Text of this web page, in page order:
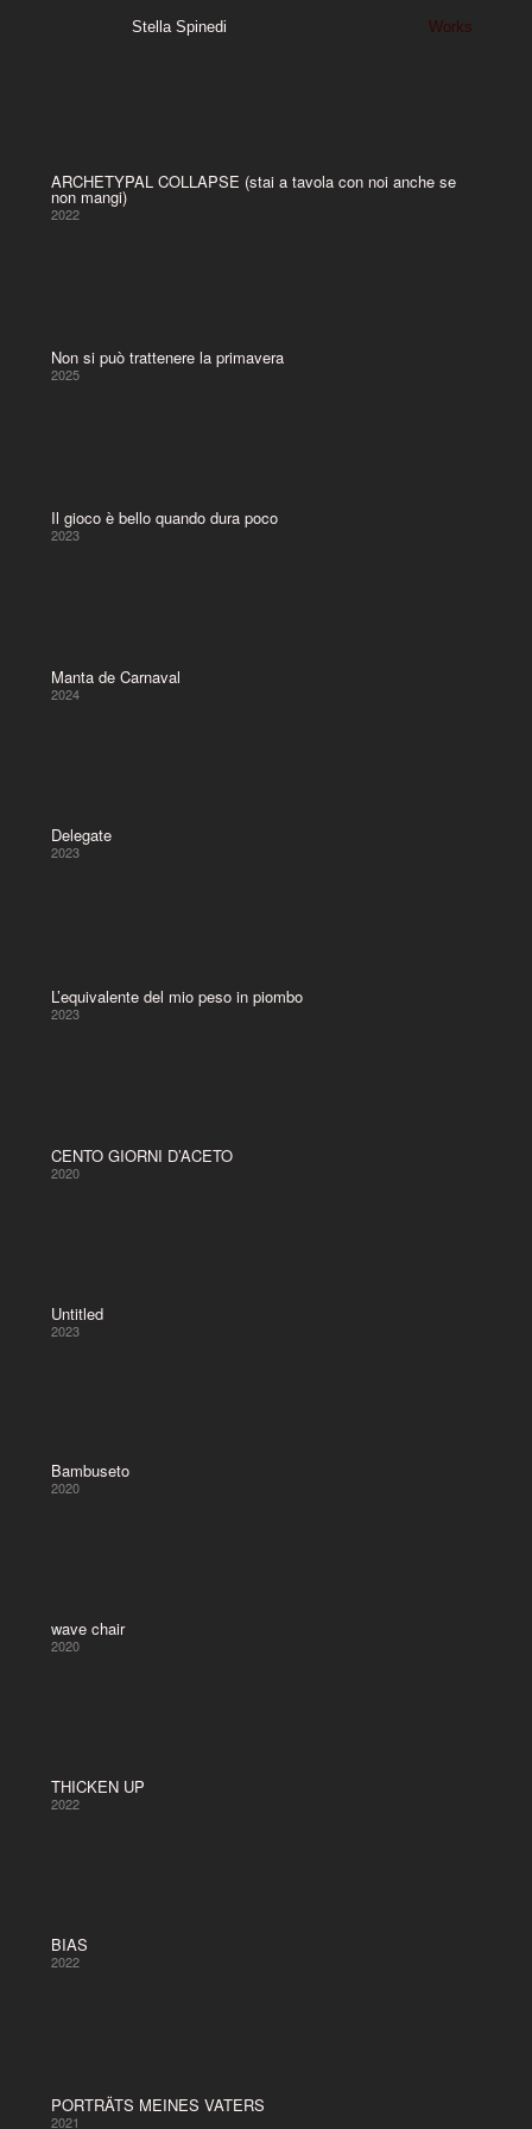
Stella Spinedi Works
ARCHETYPAL COLLAPSE (stai a tavola con noi anche se
non mangi)
2022
Non si può trattenere la primavera
2025
Il gioco è bello quando dura poco
2023
Manta de Carnaval
2024
Delegate
2023
L’equivalente del mio peso in piombo
2023
CENTO GIORNI D’ACETO
2020
Untitled
2023
Bambuseto
2020
wave chair
2020
THICKEN UP
2022
BIAS
2022
PORTRÄTS MEINES VATERS
2021